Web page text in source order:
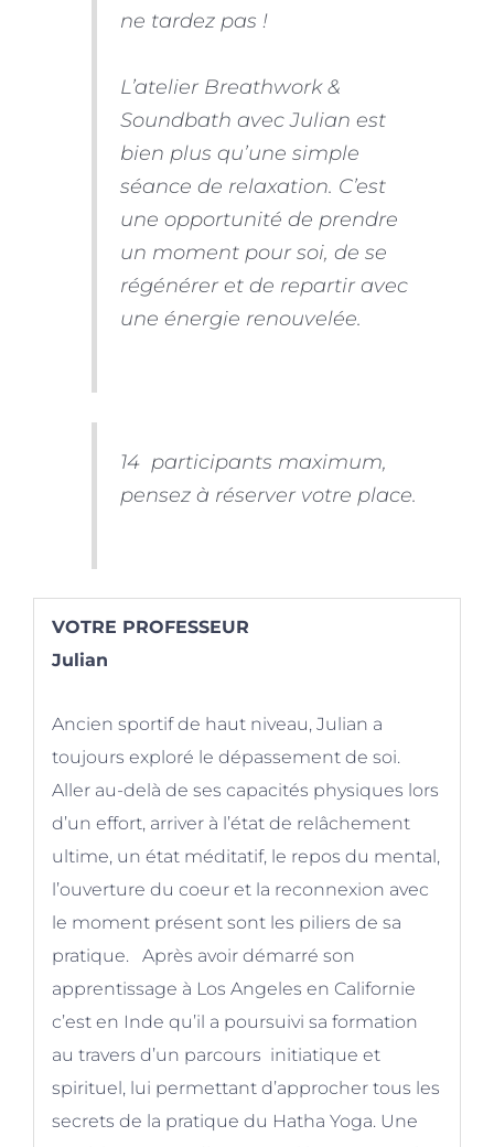
ne tardez pas !
L’atelier Breathwork &
Soundbath avec Julian est
bien plus qu’une simple
séance de relaxation. C’est
une opportunité de prendre
un moment pour soi, de se
régénérer et de repartir avec
une énergie renouvelée.
14 participants maximum,
pensez à réserver votre place.
VOTRE PROFESSEUR
Julian
Ancien sportif de haut niveau, Julian a
toujours exploré le dépassement de soi.
Aller au-delà de ses capacités physiques lors
d’un effort, arriver à l’état de relâchement
ultime, un état méditatif, le repos du mental,
l’ouverture du coeur et la reconnexion avec
le moment présent sont les piliers de sa
pratique. Après avoir démarré son
apprentissage à Los Angeles en Californie
c’est en Inde qu’il a poursuivi sa formation
au travers d’un parcours initiatique et
spirituel, lui permettant d’approcher tous les
secrets de la pratique du Hatha Yoga. Une